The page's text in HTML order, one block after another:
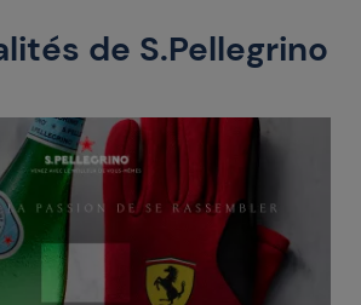
de S.Pellegrino